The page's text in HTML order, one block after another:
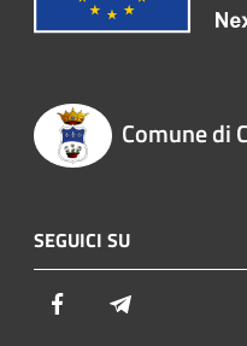
Comune di
SEGUICI SU
Facebook